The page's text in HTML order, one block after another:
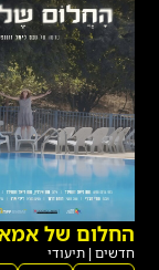
החלום של
חדשים |תיעודי